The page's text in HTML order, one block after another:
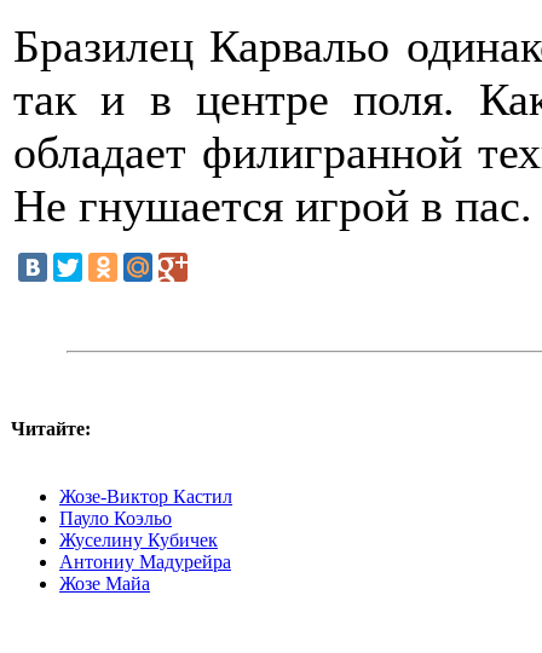
Бразилец Карвальо
так и в центре поля.
обладает филигранной
Не гнушается игрой в пас.
Читайте:
Жозе-Виктор Кастил
Пауло Коэльо
Жуселину Кубичек
Антониу Мадурейра
Жозе Майа